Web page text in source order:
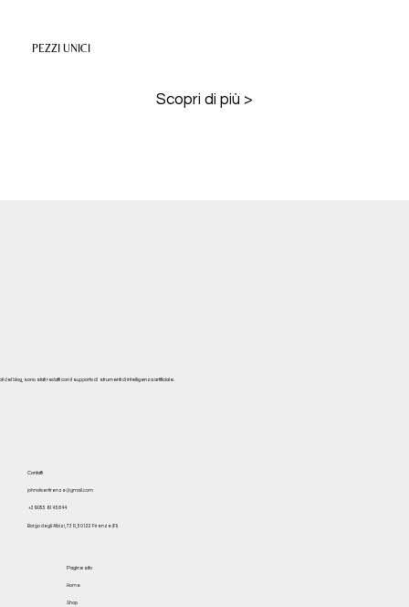
PEZZI UNICI
Scopri di più >
blog, sono stati redatti con il supporto di strumenti di intelligenza artificiale.
Contatti
johnoliverfirenze@gmail.com
+39 055 614 5844
Borgo degli Albizi, 73 R, 50122 Firenze (FI)
Pagine sito
Home
Shop